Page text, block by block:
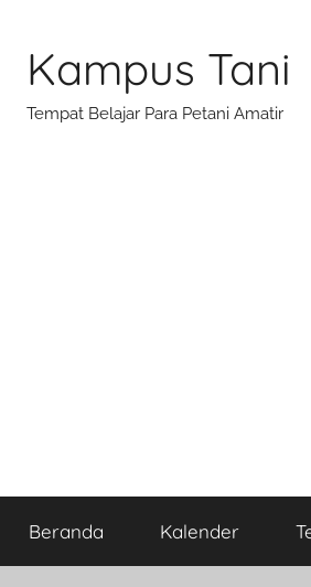
content
Kampus Tani
Tempat Belajar Para Petani Amatir
Beranda Kalender